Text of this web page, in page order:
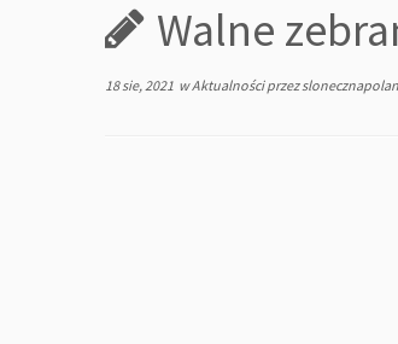
Walne
18 sie, 2021 wAktualnościprzez